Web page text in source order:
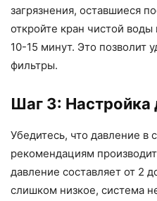
загрязнения, оставшиеся
откройте кран чистой
10-15 минут. Это позволит
фильтры.
Шаг 3: Настройка
Убедитесь, что давление в
рекомендациям
давление составляет от 2
слишком низкое, система